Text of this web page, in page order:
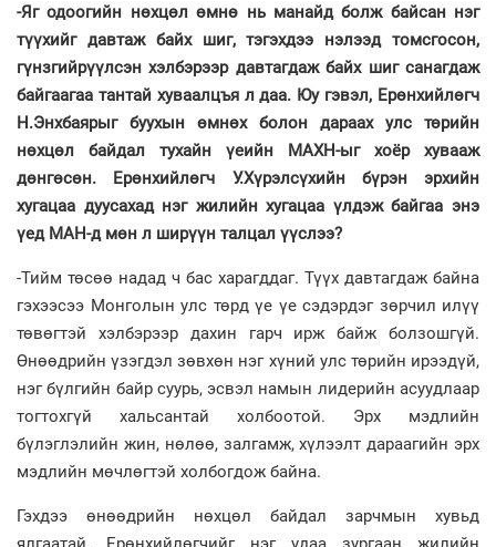
-Яг одоогийн нөхцөл өмнө нь манайд болж байсан нэг
түүхийг давтаж байх шиг, тэгэхдээ нэлээд томсгосон,
гүнзгийрүүлсэн хэлбэрээр давтагдаж байх шиг санагдаж
байгаагаа тантай хуваалцъя л даа. Юу гэвэл, Ерөнхийлөгч
Н.Энхбаярыг буухын өмнөх болон дараах улс төрийн
нөхцөл байдал тухайн үеийн МАХН-ыг хоёр хувааж
дөнгөсөн. Ерөнхийлөгч У.Хүрэлсүхийн бүрэн эрхийн
хугацаа дуусахад нэг жилийн хугацаа үлдэж байгаа энэ
үед МАН-д мөн л ширүүн талцал үүслээ?
-Тийм төсөө надад ч бас харагддаг. Түүх давтагдаж байна
гэхээсээ Монголын улс төрд үе үе сэдэрдэг зөрчил илүү
төвөгтэй хэлбэрээр дахин гарч ирж байж болзошгүй.
Өнөөдрийн үзэгдэл зөвхөн нэг хүний улс төрийн ирээдүй,
нэг бүлгийн байр суурь, эсвэл намын лидерийн асуудлаар
тогтохгүй хальсантай холбоотой. Эрх мэдлийн
бүлэглэлийн жин, нөлөө, залгамж, хүлээлт дараагийн эрх
мэдлийн мөчлөгтэй холбогдож байна.
Гэхдээ өнөөдрийн нөхцөл байдал зарчмын хувьд